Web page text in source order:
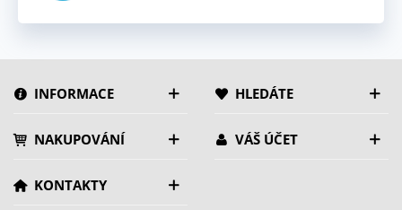
INFORMACE HLEDÁTE
NAKUPOVÁNÍ VÁŠ ÚČET
KONTAKTY